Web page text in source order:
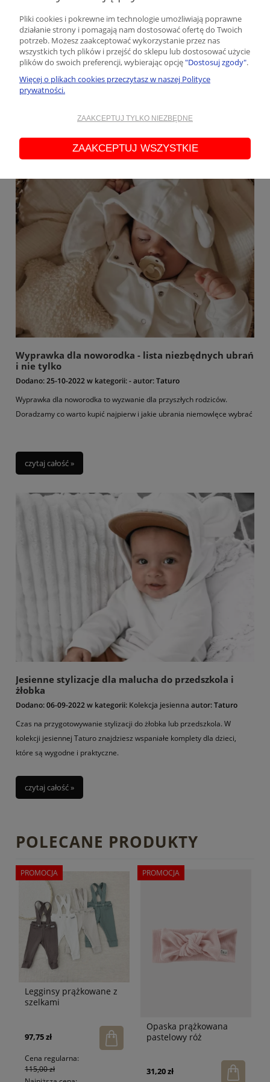
Komplety dla niemowlaka - jak dobrać stylowe
zestawy dla dzieci?
Dodano:20-09-2023w kategorii:Moda dziecięca, kreatywnie
dziecko,porady dla rodziców,ubrania dla noworodkaautor:Taturo
Wybierając komplety dla niemowlaka, warto postawić na komfort i
funkcjonalność, wybierając miękkie materiały i łatwe do zakładania
wykonane z naturalnych, oddychających tkanin, takich jak bawełna,
czytaj całość »
Wyprawka dla noworodka - lista niezbędnych ubrań
i nie tylko
Dodano:25-10-2022w kategorii:-autor:Taturo
Wyprawka dla noworodka to wyzwanie dla przyszłych rodziców.
Doradzamy co warto kupić najpierw i jakie ubrania niemowlęce wybrać
czytaj całość »
Jesienne stylizacje dla malucha do przedszkola i
żłobka
Dodano:06-09-2022w kategorii: Kolekcja jesienna autor:Taturo
Czas na przygotowywanie stylizacji do żłobka lub przedszkola. W
kolekcji jesiennej Taturo znajdziesz wspaniałe komplety dla dzieci,
które są wygodne i praktyczne.
czytaj całość »
POLECANE PRODUKTY
Legginsy prążkowane z
szelkami
97,75 zł
Cena regularna:
115,00 zł
PROMOCJA
Opaska prążkowana
pastelowy róż
31,20 zł
PROMOCJA
Pliki cookies i pokrewne im technologie umożliwiają poprawne
działanie strony i pomagają nam dostosować ofertę do Twoich
potrzeb. Możesz zaakceptować wykorzystanie przez nas
wszystkich tych plików i przejść do sklepu lub dostosować użycie
plików do swoich preferencji, wybierając opcję"Dostosuj zgody".
Więcej o plikach cookies przeczytasz w naszej Polityce
prywatności.
ZAAKCEPTUJ TYLKO NIEZBĘDNE
ZAAKCEPTUJ WSZYSTKIE